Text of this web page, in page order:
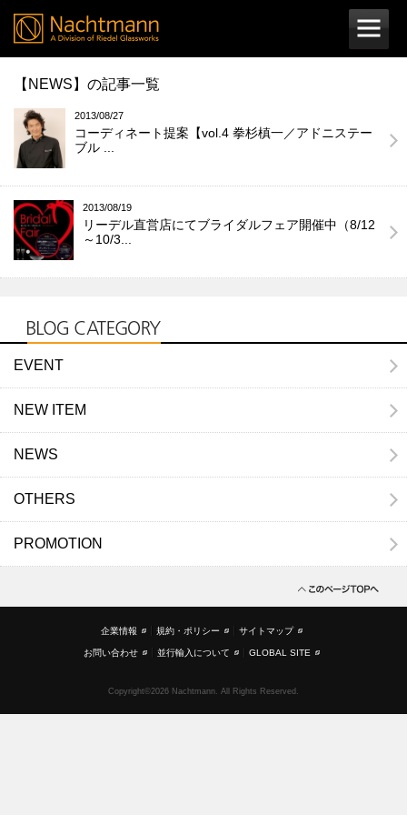
【NEWS】の記事一覧
2013/08/27
コーディネート提案【vol.4 拳杉槙一／アドニステー
ブル ...
2013/08/19
リーデル直営店にてブライダルフェア開催中（8/12
～10/3...
EVENT
NEW ITEM
NEWS
OTHERS
PROMOTION
企業情報 規約・ポリシー サイトマップ
お問い合わせ 並行輸入について GLOBAL SITE
Copyright©2026 Nachtmann. All Rights Reserved.